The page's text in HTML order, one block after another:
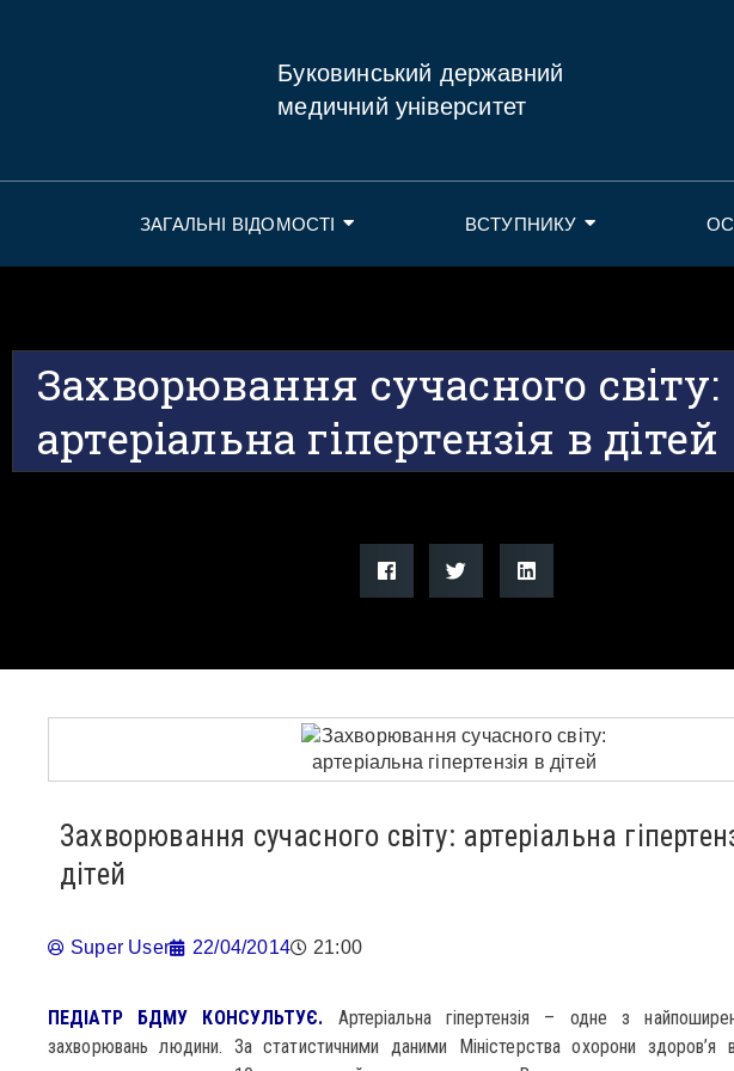
Буковинський державний
медичний університет
ЗАГАЛЬНІ ВІДОМОСТІ ВСТУПНИКУ
Захворювання сучасного світу:
артеріальна гіпертензія в дітей
Захворювання сучасного світу: артеріальна
дітей
Super User 22/04/2014 21:00
ПЕДІАТР БДМУ КОНСУЛЬТУЄ. Артеріальна гіпертензія – одне з
захворювань людини. За статистичними даними Міністерства охорони здоров’я в